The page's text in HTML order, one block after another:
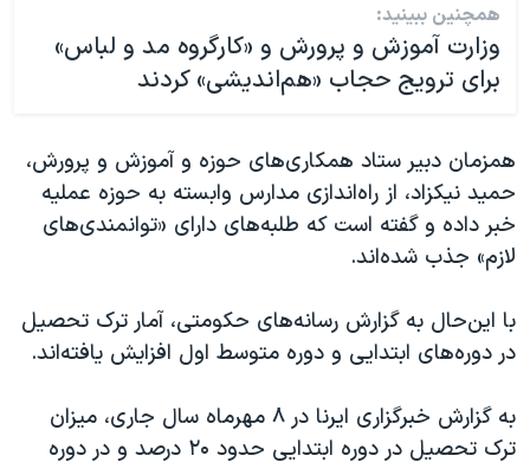
همچنین ببینید:
وزارت آموزش و پرورش و «کارگروه مد و لباس»
برای ترویج حجاب «هم‌اندیشی» کردند
همزمان دبیر ستاد همکاری‌های حوزه و آموزش و پرورش،
حمید نیکزاد، از راه‌اندازی مدارس وابسته به حوزه عملیه
خبر داده و گفته است که طلبه‌های دارای «توانمندی‌های
لازم» جذب شده‌اند.
با این‌حال به گزارش رسانه‌های حکومتی، آمار ترک تحصیل
در دوره‌های ابتدایی و دوره متوسط اول افزایش یافته‌اند.
به گزارش خبرگزاری ایرنا در ۸ مهرماه سال جاری، میزان
ترک تحصیل در دوره ابتدایی حدود ۲۰ درصد و در دوره